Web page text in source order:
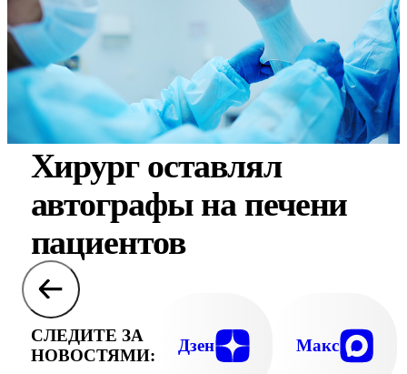
Хирург оставлял
автографы на печени
пациентов
СЛЕДИТЕ ЗА
НОВОСТЯМИ:
Дзен Макс